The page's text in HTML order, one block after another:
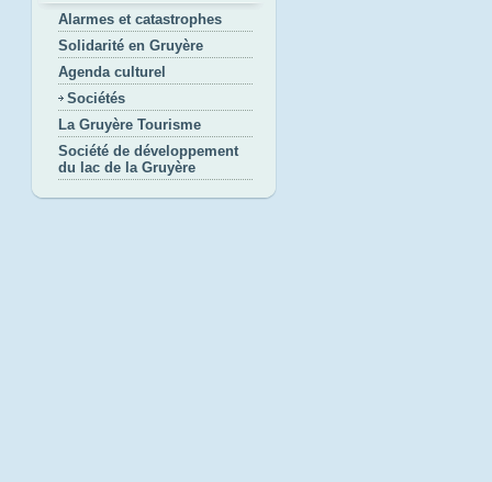
Alarmes et catastrophes
Solidarité en Gruyère
Agenda culturel
Sociétés
La Gruyère Tourisme
Société de développement
du lac de la Gruyère